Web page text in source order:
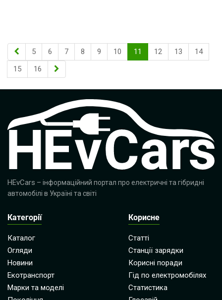
5 6 7 8 9 10 11 12 13
14
15
16
HEvCars – інформаційний портал про електричні та гібридні
автомобілі в Україні та світі
Категорії
Каталог
Огляди
Новини
Екотранспорт
Марки та моделі
Корисне
Статті
Станції зарядки
Корисні поради
Гід по електромобілях
Статистика